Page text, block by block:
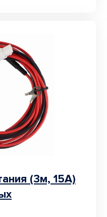
(3м, 15А)